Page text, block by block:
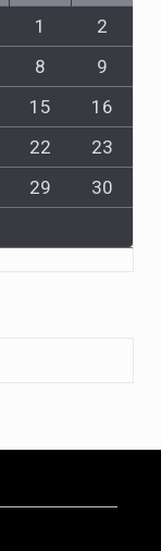
1
2
8
9
15
16
22
23
29
30